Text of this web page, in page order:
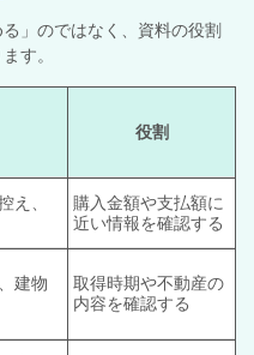
」のではなく、資料の役割
す。
役割
え、
購入金額や支払額に
近い情報を確認する
建物
取得時期や不動産の
内容を確認する